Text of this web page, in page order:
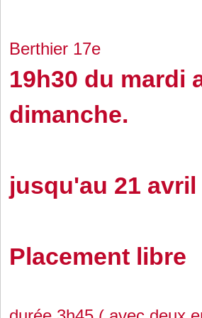
Berthier 17e
19h30 du mardi
dimanche.
jusqu'au 21 avril
Placement libre